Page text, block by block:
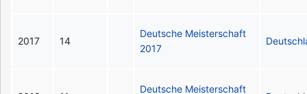
2017 14
Deutsche Meisterschaft
2017
Deutsche Meisterschaft